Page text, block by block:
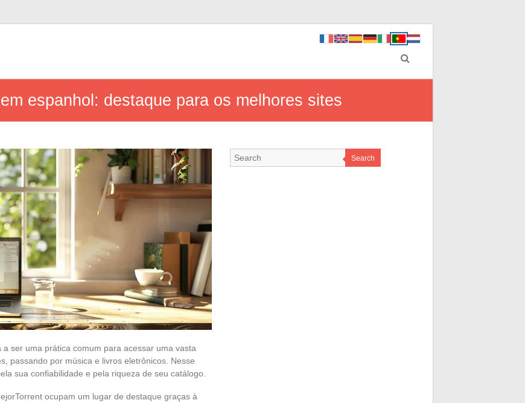
espanhol: destaque para os melhores sites
ser uma prática comum para acessar uma vasta
passando por música e livros eletrônicos. Nesse
sua confiabilidade e pela riqueza de seu catálogo.
ocupam um lugar de destaque graças à
Search